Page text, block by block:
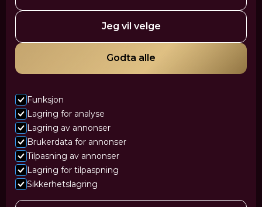
Jeg vil velge
Godta alle
Funksjon
Lagring for analyse
Lagring av annonser
Brukerdata for annonser
Tilpasning av annonser
Lagring for tilpaspning
Sikkerhetslagring
VanityShapeCellulittreduksjon med filler
Mesoterapi – Pluryal MesolineTatoveringsfjerning
Hårfjerning med laser
Green Peel
© Vanity Clinic
Nettside levert av Horn Media
Personvern